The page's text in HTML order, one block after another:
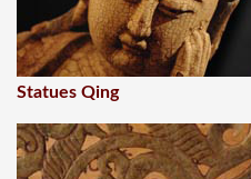
Statues Qing